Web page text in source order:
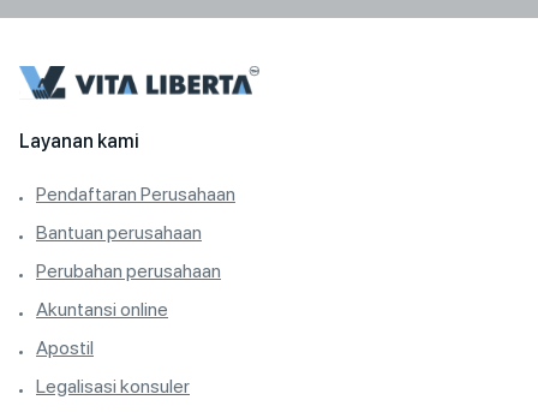
Layanan kami
Pendaftaran Perusahaan
Bantuan perusahaan
Perubahan perusahaan
Akuntansi online
Apostil
Legalisasi konsuler